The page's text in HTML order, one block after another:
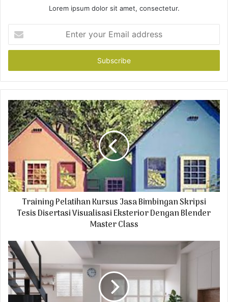
Lorem ipsum dolor sit amet, consectetur.
t
r
y
u
r
E
m
a
l
a
d
s
Training Pelatihan Kursus Jasa Bimbingan Skripsi
Tesis Disertasi Visualisasi Eksterior Dengan Blender
Master Class